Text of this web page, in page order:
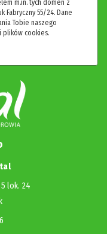
m.in. tych domen z
Fabryczny 55/24. Dane
Tobie naszego
plików cookies.
lok. 24